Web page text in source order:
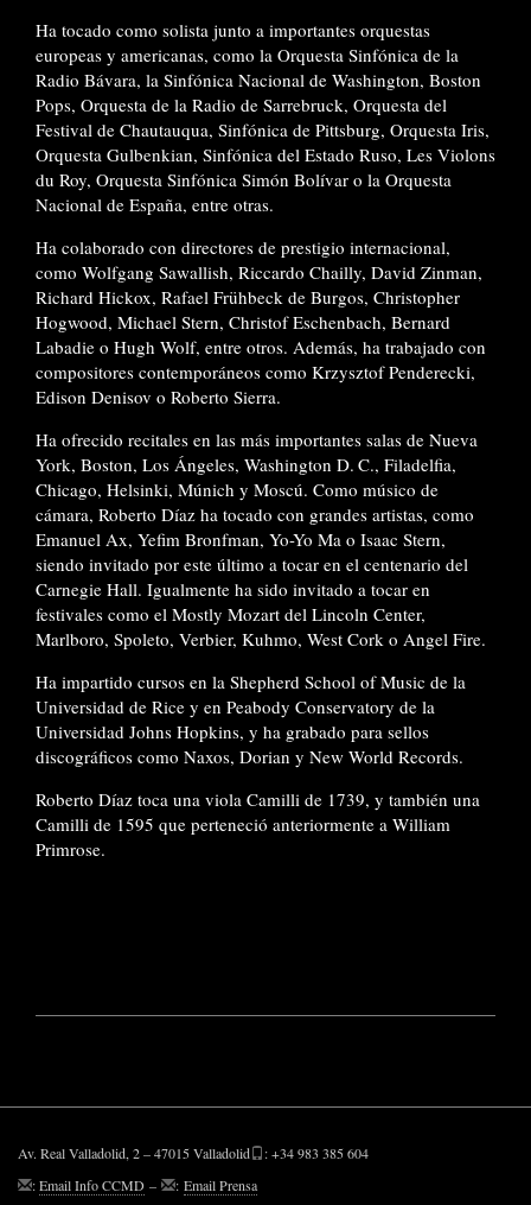
Ha tocado como solista junto a importantes orquestas
europeas y americanas, como la Orquesta Sinfónica de la
Radio Bávara, la Sinfónica Nacional de Washington, Boston
Pops, Orquesta de la Radio de Sarrebruck, Orquesta del
Festival de Chautauqua, Sinfónica de Pittsburg, Orquesta Iris,
Orquesta Gulbenkian, Sinfónica del Estado Ruso, Les Violons
du Roy, Orquesta Sinfónica Simón Bolívar o la Orquesta
Nacional de España, entre otras.
Ha colaborado con directores de prestigio internacional,
como Wolfgang Sawallish, Riccardo Chailly, David Zinman,
Richard Hickox, Rafael Frühbeck de Burgos, Christopher
Hogwood, Michael Stern, Christof Eschenbach, Bernard
Labadie o Hugh Wolf, entre otros. Además, ha trabajado con
compositores contemporáneos como Krzysztof Penderecki,
Edison Denisov o Roberto Sierra.
Ha ofrecido recitales en las más importantes salas de Nueva
York, Boston, Los Ángeles, Washington D. C., Filadelfia,
Chicago, Helsinki, Múnich y Moscú. Como músico de
cámara, Roberto Díaz ha tocado con grandes artistas, como
Emanuel Ax, Yefim Bronfman, Yo-Yo Ma o Isaac Stern,
siendo invitado por este último a tocar en el centenario del
Carnegie Hall. Igualmente ha sido invitado a tocar en
festivales como el Mostly Mozart del Lincoln Center,
Marlboro, Spoleto, Verbier, Kuhmo, West Cork o Angel Fire.
Ha impartido cursos en la Shepherd School of Music de la
Universidad de Rice y en Peabody Conservatory de la
Universidad Johns Hopkins, y ha grabado para sellos
discográficos como Naxos, Dorian y New World Records.
Roberto Díaz toca una viola Camilli de 1739, y también una
Camilli de 1595 que perteneció anteriormente a William
Primrose.
Av. Real Valladolid, 2 – 47015 Valladolid
: +34 983 385 604
:Email Info CCMD – : Email Prensa